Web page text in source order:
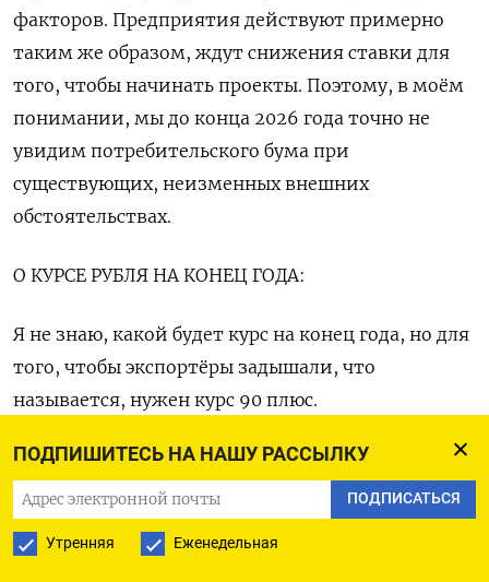
ПОДПИШИТЕСЬ НА НАШУ РАССЫЛКУ
ПОДПИСАТЬСЯ
Утренняя Еженедельная
факторов. Предприятия действуют примерно
таким же образом, ждут снижения ставки для
того, чтобы начинать проекты. Поэтому, в моём
понимании, мы до конца 2026 года точно не
увидим потребительского бума при
существующих, неизменных внешних
обстоятельствах.
О КУРСЕ РУБЛЯ НА КОНЕЦ ГОДА:
Я не знаю, какой будет курс на конец года, но для
того, чтобы экспортёры задышали, что
называется, нужен курс 90 плюс.
Россия - это экспортная страна с огромным
положительным сальдо торгового баланса. Мы
по определению больше продаём, чем покупаем.
Поэтому в целом для страны сильный курс - это